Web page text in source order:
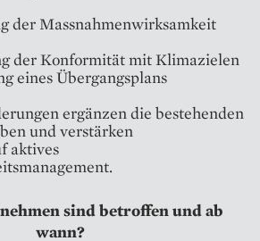
der Massnahmenwirksamkeit
der Konformität mit Klimazielen
eines Übergangsplans
ergänzen die bestehenden
und verstärken
aktives
sind betroffen und ab
wann?